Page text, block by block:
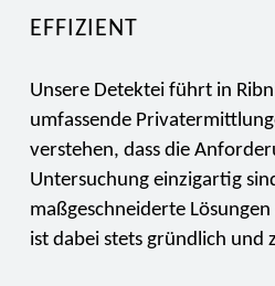
EFFIZIENT
Unsere Detektei führt in
umfassende
verstehen, dass die
Untersuchung einzigartig
maßgeschneiderte
ist dabei stets gründlich und